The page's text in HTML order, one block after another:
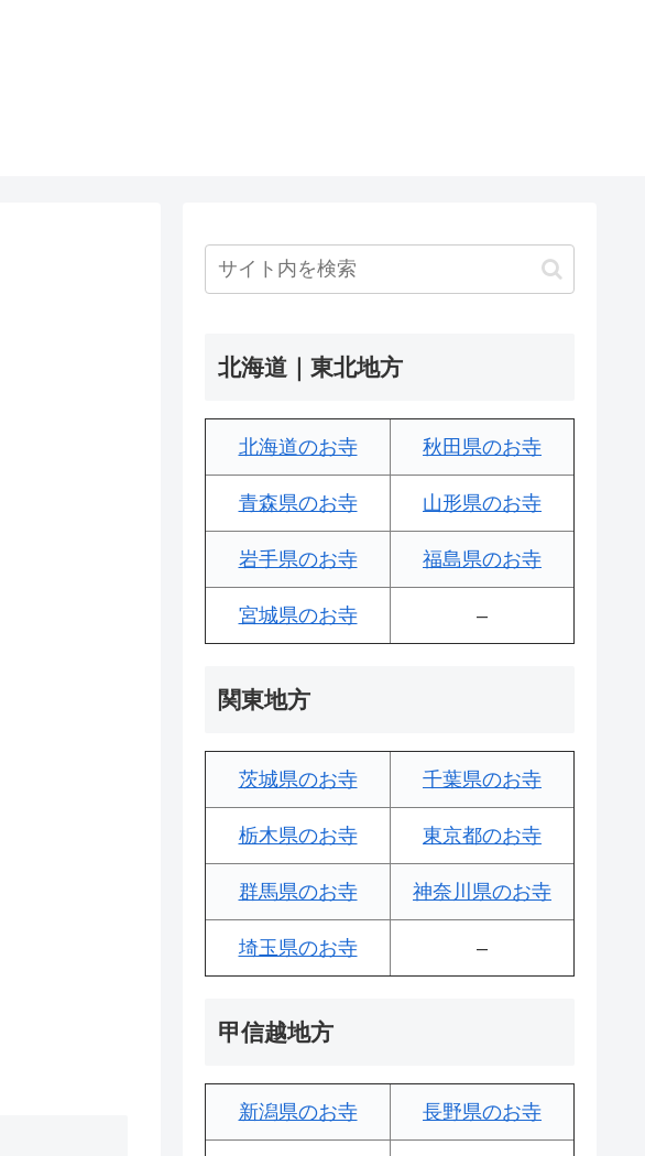
北海道｜東北地方
北海道のお寺 秋田県のお寺
青森県のお寺 山形県のお寺
岩手県のお寺 福島県のお寺
宮城県のお寺 –
関東地方
茨城県のお寺 千葉県のお寺
栃木県のお寺 東京都のお寺
群馬県のお寺 神奈川県のお寺
埼玉県のお寺 –
甲信越地方
新潟県のお寺 長野県のお寺